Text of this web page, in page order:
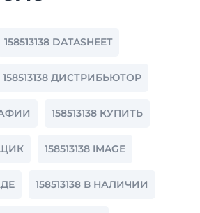
158513138 DATASHEET
158513138 ДИСТРИБЬЮТОР
158513138 КУПИТЬ
158513138 IMAGE
158513138 В НАЛИЧИИ